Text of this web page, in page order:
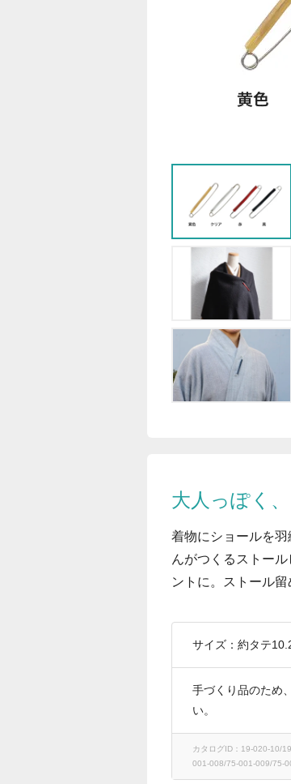
大人っぽく
着物にショールを
んがつくるストー
ントに。ストール
サイズ：約タテ
手づくり品のため
い。
カタログID：19-020-10/
001-008/75-001-009/75-